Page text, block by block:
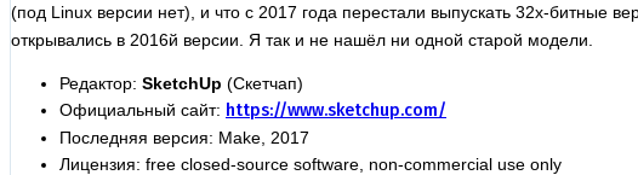
(под Linux версии нет), и что с 2017 года перестали выпускать 32х-битные
открывались в 2016й версии. Я так и не нашёл ни одной старой модели.
Редактор: SketchUp (Скетчап)
Официальный сайт: https://www.sketchup.com/
Последняя версия: Make, 2017
Лицензия: free closed-source software, non-commercial use only